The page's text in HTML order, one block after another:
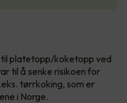
platetopp/koketopp ved
til å senke risikoen for
tørrkoking, som er
i Norge.